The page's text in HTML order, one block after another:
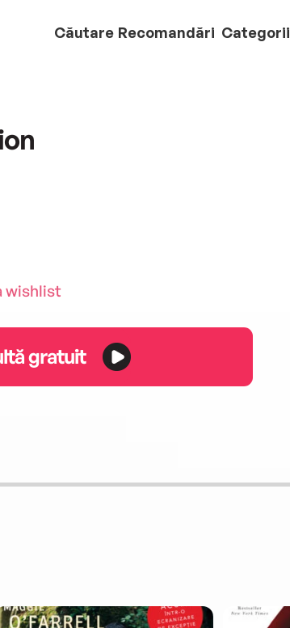
Căutare Recomandări Categorii
wishlist
gratuit